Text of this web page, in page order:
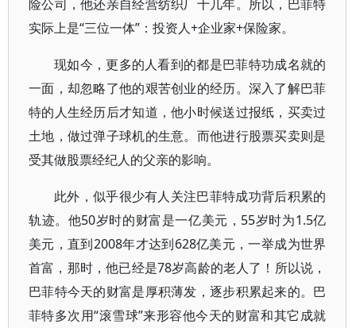
险公司，他还亲自经营纺织厂十几年。所以，巴菲特
实际上是“三位一体”：投资人+企业家+保险家。
现如今，更多的人看到的都是巴菲特功成名就的
一面，却忽略了他的艰苦创业的经历。深入了解巴菲
特的人生经历后才知道，他小时候送过报纸，买卖过
土地，做过弹子球机的生意。而他进行股票买卖则是
受其做股票经纪人的父亲的影响。
此外，似乎很少有人关注巴菲特成功背后积累的
轨迹。他50岁时的财富是一亿美元，55岁时为1.5亿
美元，直到2008年才达到628亿美元，一举成为世界
首富，那时，他已经是78岁高龄的老人了！所以说，
巴菲特今天的财富是厚积薄发，逐步积累起来的。巴
菲特多次用“滚雪球”来形容他今天的财富和其它成就